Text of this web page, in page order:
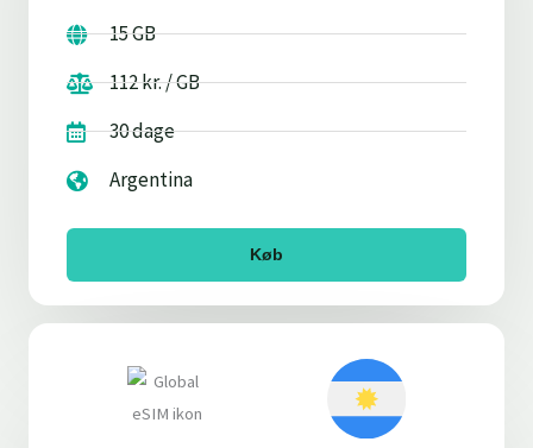
15 GB
112 kr. / GB
30 dage
Argentina
Køb